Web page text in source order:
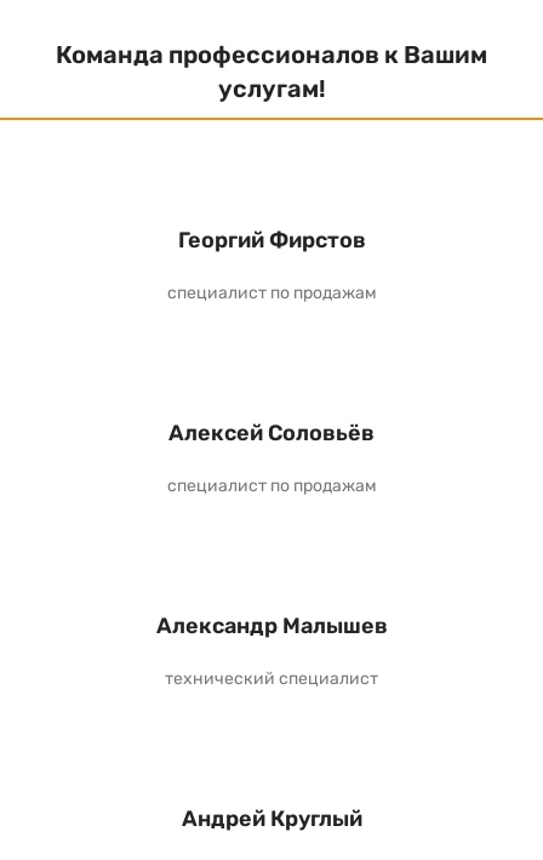
Команда профессионалов к Вашим
услугам!
Георгий Фирстов
специалист по продажам
Алексей Соловьёв
специалист по продажам
Александр Малышев
технический специалист
Андрей Круглый